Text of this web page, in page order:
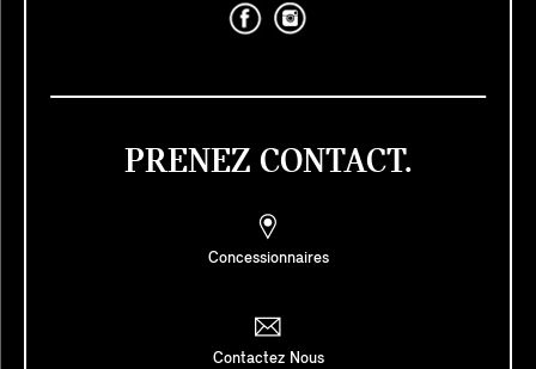
PRENEZ CONTACT.
Concessionnaires
Contactez Nous